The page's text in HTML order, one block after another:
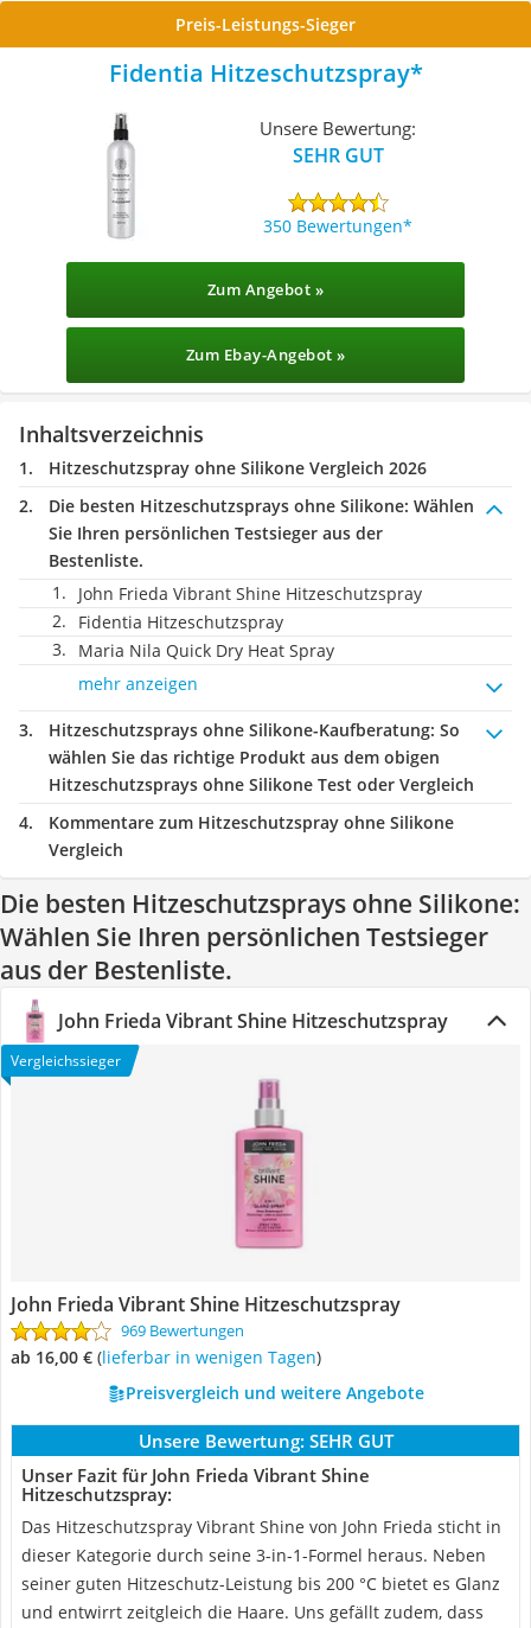
Preis-Leistungs-Sieger
Fidentia Hitzeschutzspray
Unsere Bewertung:
SEHR GUT
350 Bewertungen
Zum Angebot »
Zum Ebay-Angebot »
Inhaltsverzeichnis
Hitzeschutzspray ohne Silikone Vergleich 2026
Die besten Hitzeschutzsprays ohne Silikone: Wählen
Sie Ihren persönlichen Testsieger aus der
Bestenliste.
John Frieda Vibrant Shine Hitzeschutzspray
Fidentia Hitzeschutzspray
Maria Nila Quick Dry Heat Spray
mehr anzeigen
Hitzeschutzsprays ohne Silikone-Kaufberatung: So
wählen Sie das richtige Produkt aus dem obigen
Hitzeschutzsprays ohne Silikone Test oder Vergleich
Kommentare zum Hitzeschutzspray ohne Silikone
Vergleich
Die besten Hitzeschutzsprays ohne Silikone:
Wählen Sie Ihren persönlichen Testsieger
aus der Bestenliste.
John Frieda Vibrant Shine Hitzeschutzspray
Vergleichssieger
John Frieda Vibrant Shine Hitzeschutzspray
969 Bewertungen
ab 16,00 € ( Lieferbar in wenigen Tagen)
Preisvergleich und weitere Angebote
Unsere Bewertung: SEHR GUT
Unser Fazit für John Frieda Vibrant Shine
Hitzeschutzspray:
Das Hitzeschutzspray Vibrant Shine von John Frieda sticht in
dieser Kategorie durch seine 3-in-1-Formel heraus. Neben
seiner guten Hitzeschutz-Leistung bis 200 °C bietet es Glanz
und entwirrt zeitgleich die Haare. Uns gefällt zudem, dass